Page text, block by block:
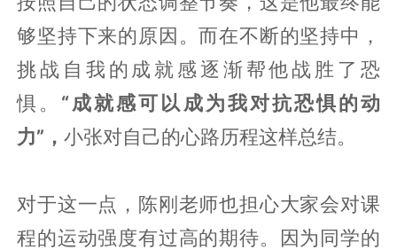
够坚持下来的原因。而在不断的坚持中，
挑战自我的成就感逐渐帮他战胜了恐
惧。 “成就感可以成为我对抗恐惧的动
力”，小张对自己的心路历程这样总结。
对于这一点，陈刚老师也担心大家会对课
程的运动强度有过高的期待。因为同学的